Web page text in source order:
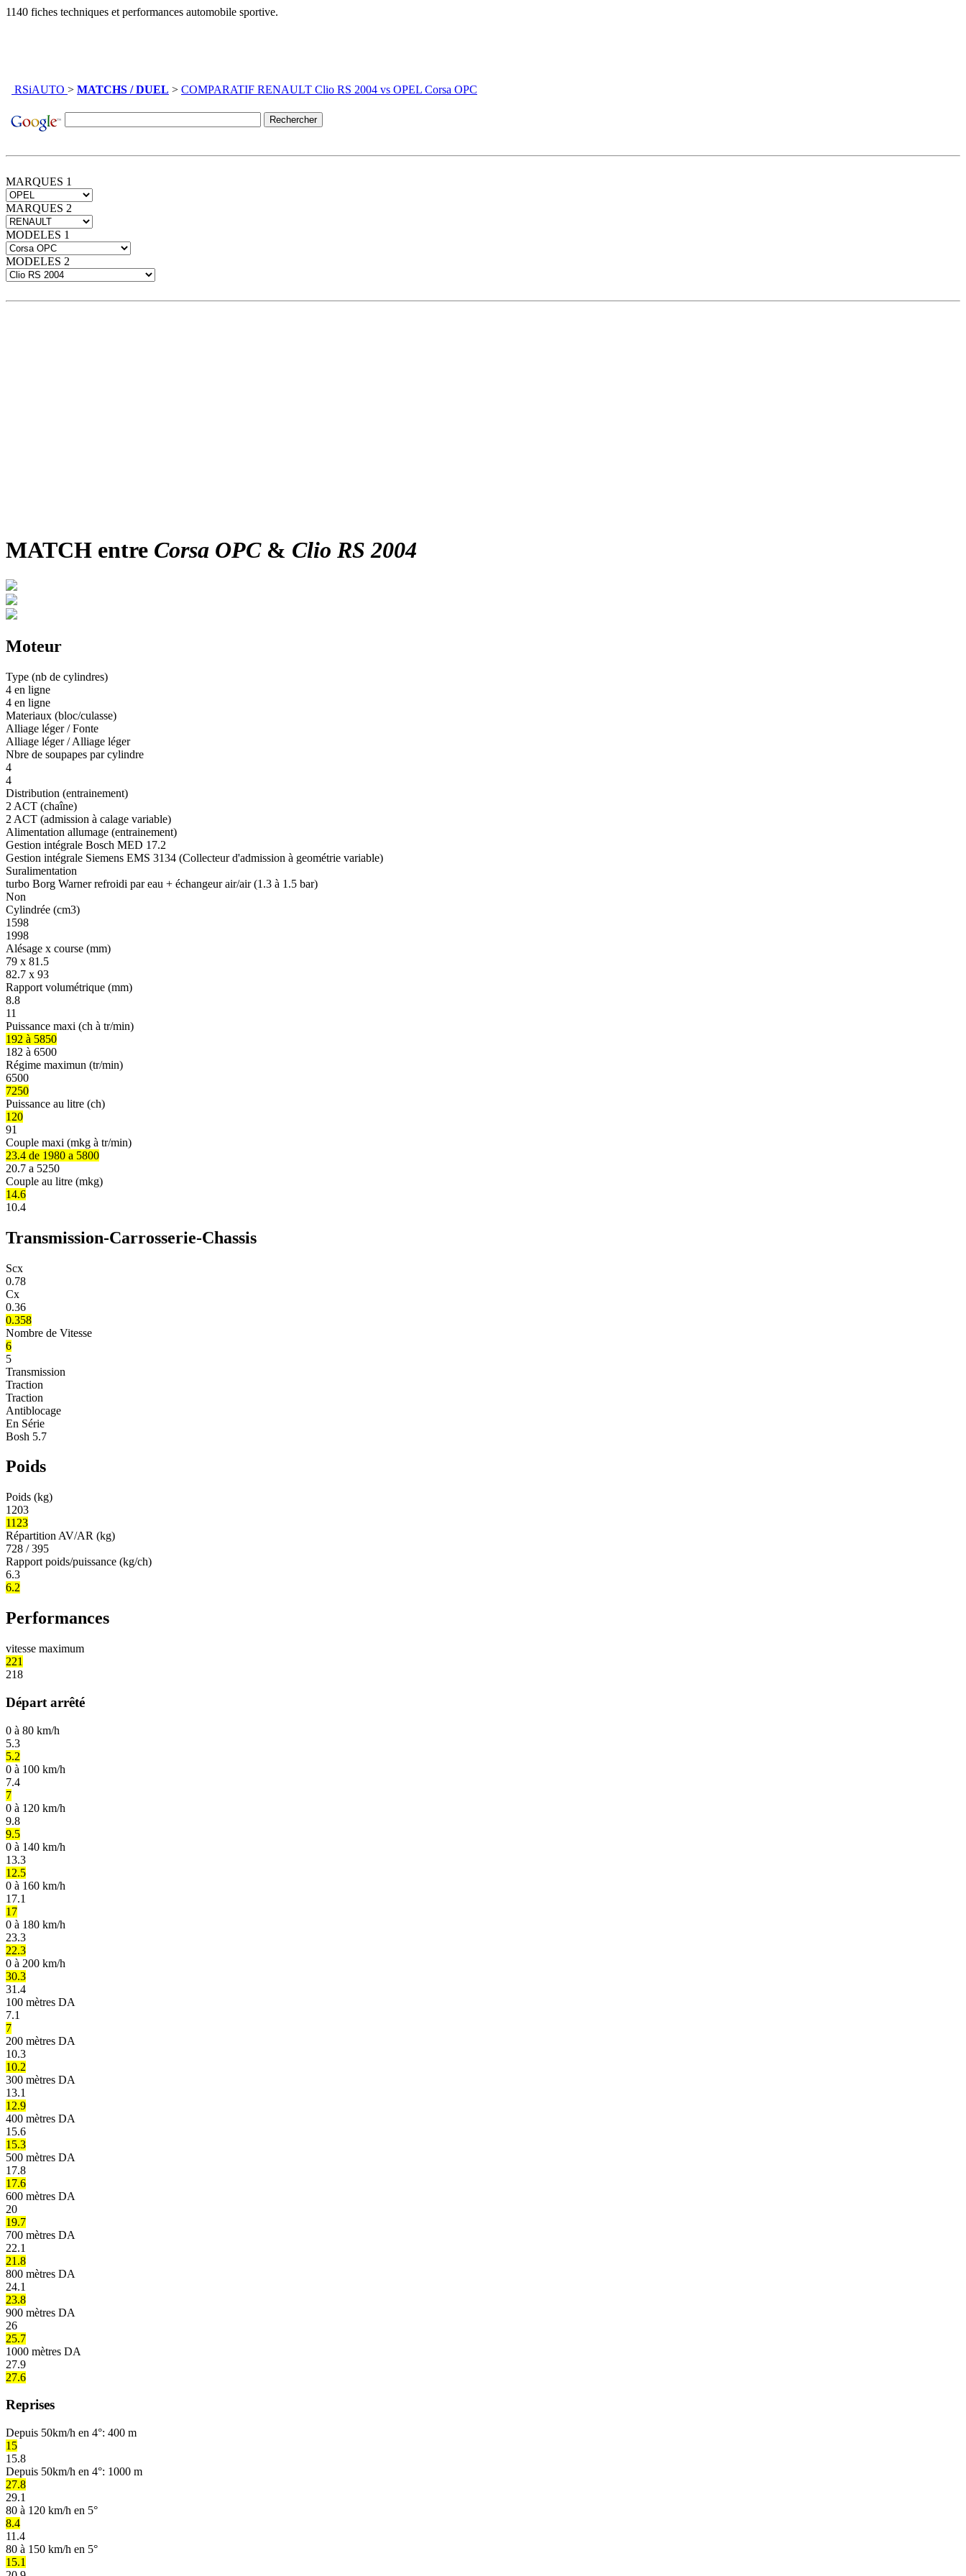
1140 fiches techniques et performances automobile sportive.
RSiAUTO > MATCHS / DUEL > COMPARATIF RENAULT Clio RS 2004 vs OPEL Corsa OPC
MARQUES 1
MARQUES 2
MODELES 1
MODELES 2
MATCH entre Corsa OPC& Clio RS 2004
Moteur
Type (nb de cylindres)
4 en ligne
4 en ligne
Materiaux (bloc/culasse)
Alliage léger / Fonte
Alliage léger / Alliage léger
Nbre de soupapes par cylindre
4
4
Distribution (entrainement)
2 ACT (chaîne)
2 ACT (admission à calage variable)
Alimentation allumage (entrainement)
Gestion intégrale Bosch MED 17.2
Gestion intégrale Siemens EMS 3134 (Collecteur d'admission à geométrie variable)
Suralimentation
turbo Borg Warner refroidi par eau + échangeur air/air (1.3 à 1.5 bar)
Non
Cylindrée (cm3)
1598
1998
Alésage x course (mm)
79 x 81.5
82.7 x 93
Rapport volumétrique (mm)
8.8
11
Puissance maxi (ch à tr/min)
192 à 5850
182 à 6500
Régime maximun (tr/min)
6500
7250
Puissance au litre (ch)
120
91
Couple maxi (mkg à tr/min)
23.4 de 1980 a 5800
20.7 a 5250
Couple au litre (mkg)
14.6
10.4
Transmission-Carrosserie-Chassis
Scx
0.78
Cx
0.36
0.358
Nombre de Vitesse
6
5
Transmission
Traction
Traction
Antiblocage
En Série
Bosh 5.7
Poids
Poids (kg)
1203
1123
Répartition AV/AR (kg)
728 / 395
Rapport poids/puissance (kg/ch)
6.3
6.2
Performances
vitesse maximum
221
218
Départ arrêté
0 à 80 km/h
5.3
5.2
0 à 100 km/h
7.4
7
0 à 120 km/h
9.8
9.5
0 à 140 km/h
13.3
12.5
0 à 160 km/h
17.1
17
0 à 180 km/h
23.3
22.3
0 à 200 km/h
30.3
31.4
100 mètres DA
7.1
7
200 mètres DA
10.3
10.2
300 mètres DA
13.1
12.9
400 mètres DA
15.6
15.3
500 mètres DA
17.8
17.6
600 mètres DA
20
19.7
700 mètres DA
22.1
21.8
800 mètres DA
24.1
23.8
900 mètres DA
26
25.7
1000 mètres DA
27.9
27.6
Reprises
Depuis 50km/h en 4°: 400 m
15
15.8
Depuis 50km/h en 4°: 1000 m
27.8
29.1
80 à 120 km/h en 5°
8.4
11.4
80 à 150 km/h en 5°
15.1